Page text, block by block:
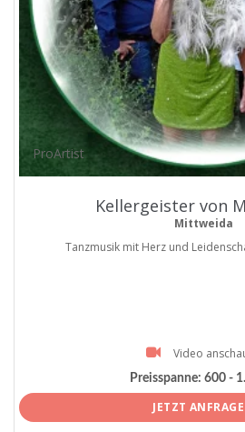
ProArtist
Kellergeister von
Mittweida
Tanzmusik mit Herz und
Video
Preisspanne: 600 -
JETZT